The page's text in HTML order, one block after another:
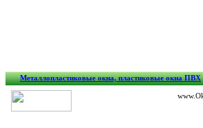
Металлопластиковые окна, пластиковые окна ПВХ